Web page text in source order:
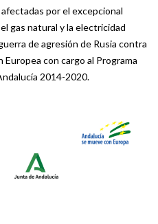
por el excepcional
gas natural y la electricidad
de agresión de Rusia contra
Europea con cargo al Programa
2014-2020.